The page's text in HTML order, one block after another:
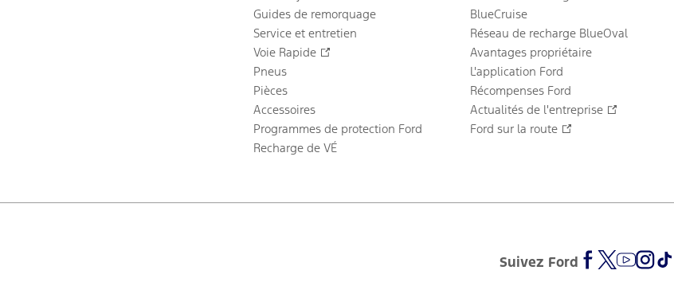
Guides de remorquage
Service et entretien
Voie Rapide
Pneus
Pièces
Accessoires
Programmes de protection Ford
Recharge de VÉ
BlueCruise
Réseau de recharge BlueOval
Avantages propriétaire
L'application Ford
Récompenses Ford
Actualités de l'entreprise
Ford sur la route
Suivez Ford